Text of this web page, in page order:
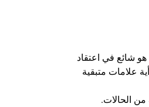
شائع في اعتقاد
علامات متبقية
الحالات.